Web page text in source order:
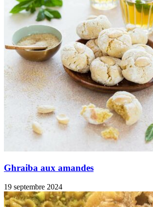
Ghraiba aux amandes
19 septembre 2024